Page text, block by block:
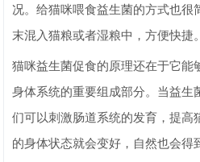
况。给猫咪喂食益生菌的方式也很
末混入猫粮或者湿粮中，方便快捷。
猫咪益生菌促食的原理还在于它能
身体系统的重要组成部分。当益生
们可以刺激肠道系统的发育，提高
的身体状态就会变好，自然也会得